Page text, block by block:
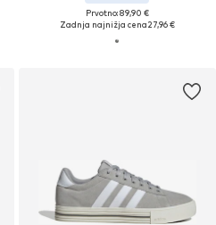
Prvotno: 89,90 €
Zadnja najnižja cena27,96 €